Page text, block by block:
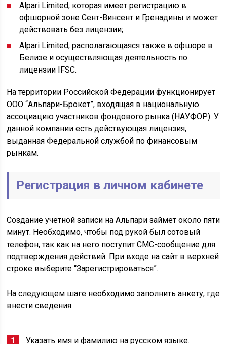
Alpari Limited, которая имеет регистрацию в
офшорной зоне Сент-Винсент и Гренадины и может
действовать без лицензии;
Alpari Limited, располагающаяся также в офшоре в
Белизе и осуществляющая деятельность по
лицензии IFSC.
На территории Российской Федерации функционирует
ООО “Альпари-Брокет”, входящая в национальную
ассоциацию участников фондового рынка (НАУФОР). У
данной компании есть действующая лицензия,
выданная Федеральной службой по финансовым
рынкам.
Регистрация в личном кабинете
Создание учетной записи на Альпари займет около пяти
минут. Необходимо, чтобы под рукой был сотовый
телефон, так как на него поступит СМС-сообщение для
подтверждения действий. При входе на сайт в верхней
строке выберите “Зарегистрироваться”.
На следующем шаге необходимо заполнить анкету, где
внести сведения:
Указать имя и фамилию на русском языке.